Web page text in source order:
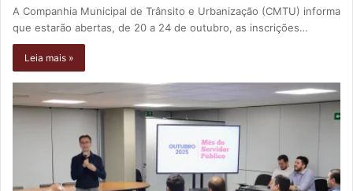
A Companhia Municipal de Trânsito e Urbanização (CMTU) informa
que estarão abertas, de 20 a 24 de outubro, as inscrições…
Leia mais »